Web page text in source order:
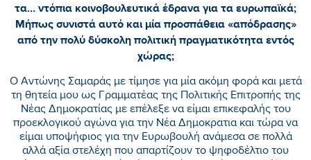
τα… ντόπια κοινοβουλευτικά έδρανα για τα ευρωπαϊκά;
Μήπως συνιστά αυτό και μία προσπάθεια «απόδρασης»
από την πολύ δύσκολη πολιτική πραγματικότητα εντός
χώρας;
Ο Αντώνης Σαμαράς με τίμησε για μία ακόμη φορά και μετά
τη θητεία μου ως Γραμματέας της Πολιτικής Επιτροπής της
Νέας Δημοκρατίας με επέλεξε να είμαι επικεφαλής του
προεκλογικού αγώνα για την Νέα Δημοκρατια και τώρα να
είμαι υποψήφιος για την Ευρωβουλή ανάμεσα σε πολλά
αλλά αξία στελέχη που απαρτίζουν το ψηφοδέλτιο του